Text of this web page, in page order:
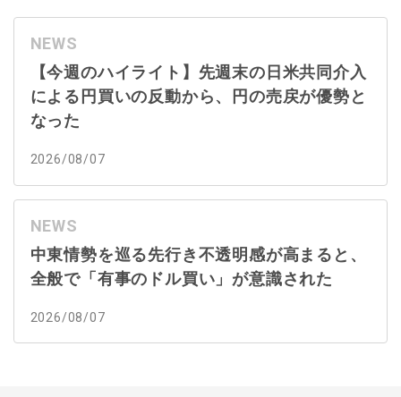
NEWS
【今週のハイライト】先週末の日米共同介入
による円買いの反動から、円の売戻が優勢と
なった
2026/08/07
NEWS
中東情勢を巡る先行き不透明感が高まると、
全般で「有事のドル買い」が意識された
2026/08/07